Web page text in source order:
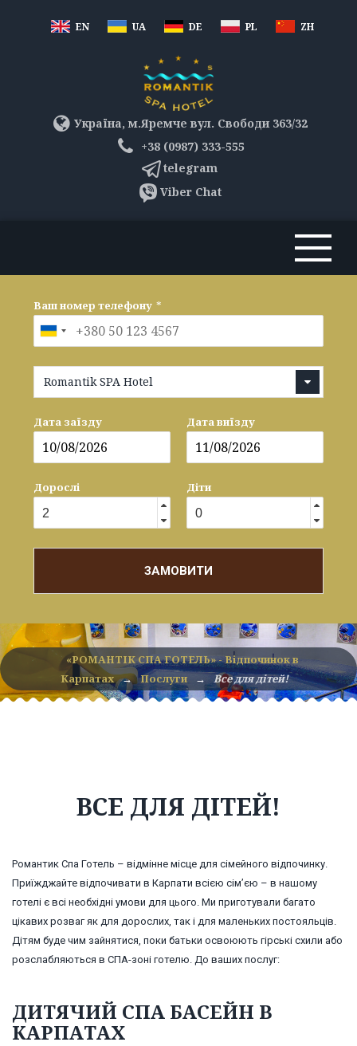
EN UA DE PL ZH
Україна, м.Яремче вул. Свободи 363/32
+38 (0987) 333-555
telegram
Viber Chat
Ваш номер телефону *
Romantik SPA Hotel
Дата заїзду Дата виїзду
Дорослі Діти
ЗАМОВИТИ
«РОМАНТІК СПА ГОТЕЛЬ» - Відпочинок в
Карпатах → Послуги → Все для дітей!
ВСЕ ДЛЯ ДІТЕЙ!
Романтик Спа Готель – відмінне місце для сімейного відпочинку.
Приїжджайте відпочивати в Карпати всією сім’єю – в нашому
готелі є всі необхідні умови для цього. Ми приготували багато
цікавих розваг як для дорослих, так і для маленьких постояльців.
Дітям буде чим зайнятися, поки батьки освоюють гірські схили або
розслабляються в СПА-зоні готелю. До ваших послуг:
ДИТЯЧИЙ СПА БАСЕЙН В
КАРПАТАХ